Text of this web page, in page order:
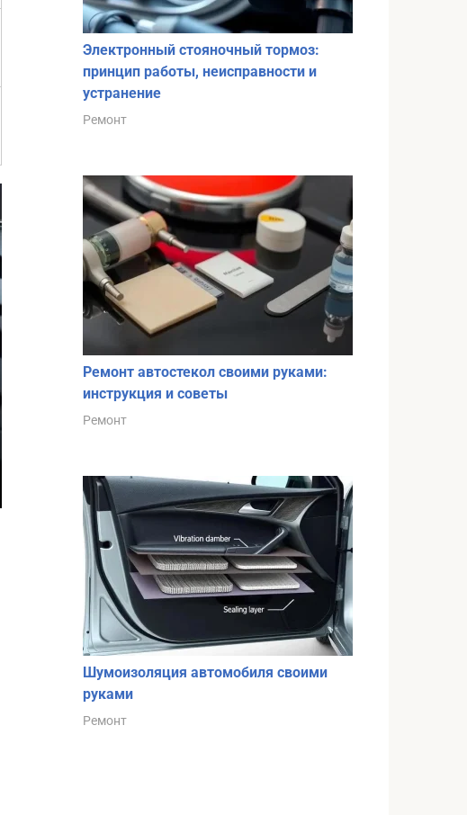
Электронный стояночный тормоз:
принцип работы, неисправности и
устранение
Ремонт
Ремонт автостекол своими руками:
инструкция и советы
Ремонт
Шумоизоляция автомобиля своими
руками
Ремонт